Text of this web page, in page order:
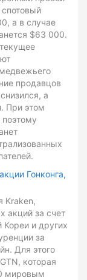
а в случае
$63 000.
продавцов
а
При этом
Гонконга,
Kraken,
акций за счет
и других
за
Для этого
которая
мировым